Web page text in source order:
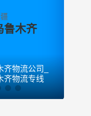
鲁木齐
物流公司_
齐物流专线